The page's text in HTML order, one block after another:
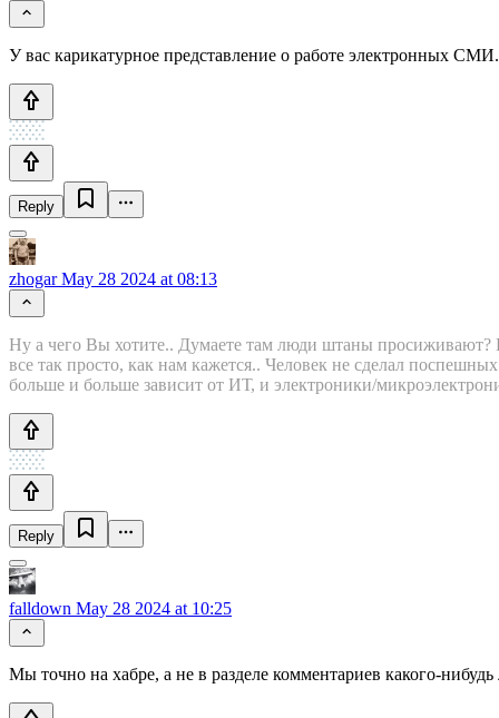
У вас карикатурное представление о работе электронных СМИ.
Reply
zhogarMay 28 2024 at 08:13
Ну а чего Вы хотите.. Думаете там люди штаны
все так просто, как нам кажется.. Человек не сделал
больше и больше зависит от ИТ, и электроники/
Reply
falldown May 28 2024 at 10:25
Мы точно на хабре, а не в разделе комментариев какого-